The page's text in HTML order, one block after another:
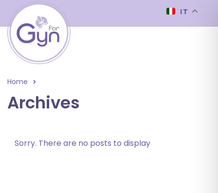
IT
Home
Archives
Sorry. There are no posts to display